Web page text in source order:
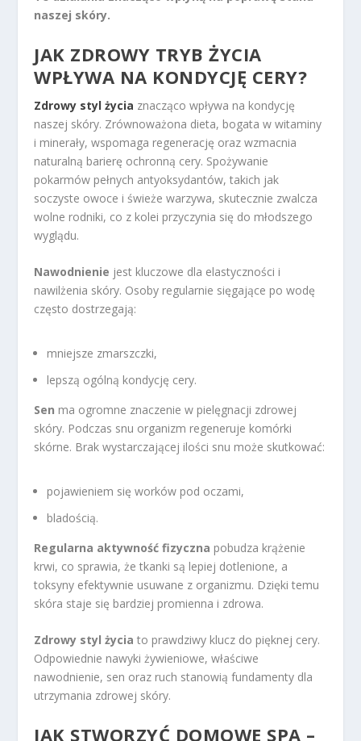
naszej skóry.
JAK ZDROWY TRYB ŻYCIA
WPŁYWA NA KONDYCJĘ CERY?
Zdrowy styl życia znacząco wpływa na kondycję
naszej skóry. Zrównoważona dieta, bogata w witaminy
i minerały, wspomaga regenerację oraz wzmacnia
naturalną barierę ochronną cery. Spożywanie
pokarmów pełnych antyoksydantów, takich jak
soczyste owoce i świeże warzywa, skutecznie zwalcza
wolne rodniki, co z kolei przyczynia się do młodszego
wyglądu.
Nawodnienie jest kluczowe dla elastyczności i
nawilżenia skóry. Osoby regularnie sięgające po wodę
często dostrzegają:
mniejsze zmarszczki,
lepszą ogólną kondycję cery.
Sen ma ogromne znaczenie w pielęgnacji zdrowej
skóry. Podczas snu organizm regeneruje komórki
skórne. Brak wystarczającej ilości snu może skutkować:
pojawieniem się worków pod oczami,
bladością.
Regularna aktywność fizyczna pobudza krążenie
krwi, co sprawia, że tkanki są lepiej dotlenione, a
toksyny efektywnie usuwane z organizmu. Dzięki temu
skóra staje się bardziej promienna i zdrowa.
Zdrowy styl życia to prawdziwy klucz do pięknej cery.
Odpowiednie nawyki żywieniowe, właściwe
nawodnienie, sen oraz ruch stanowią fundamenty dla
utrzymania zdrowej skóry.
JAK STWORZYĆ DOMOWE SPA –